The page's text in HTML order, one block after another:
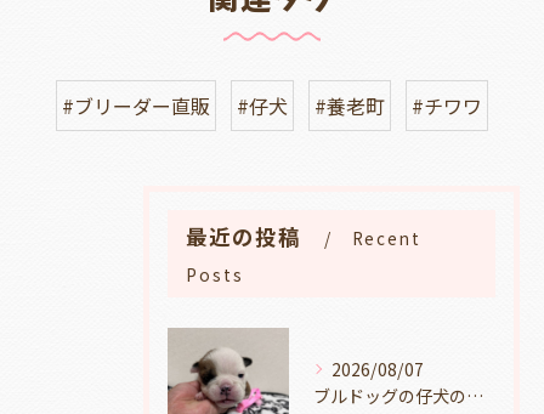
#ブリーダー直販 #仔犬 #養老町 #チワワ
最近の投稿
Recent
Posts
2026/08/07
ブルドッグの仔犬のお目目があきました👀💑🐶岐阜県養老町のブリーダーワンダフルパピーです。